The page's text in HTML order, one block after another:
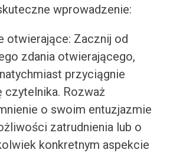
wprowadzenie:
otwierające: Zacznij od
zdania otwierającego,
przyciągnie
czytelnika. Rozważ
o swoim entuzjazmie
zatrudnienia lub o
konkretnym aspekcie